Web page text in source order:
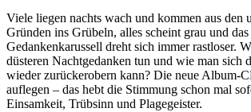
Viele liegen nachts wach und kommen aus den
Gründen ins Grübeln, alles scheint grau und
Gedankenkarussell dreht sich immer rastloser.
düsteren Nachtgedanken tun und wie man sich
wieder zurückerobern kann? Die neue Album-
auflegen – das hebt die Stimmung schon mal
Einsamkeit, Trübsinn und Plagegeister.